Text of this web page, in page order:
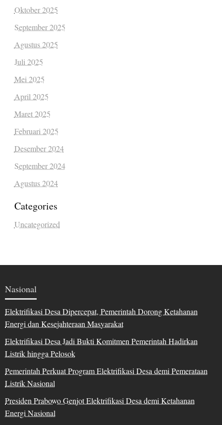
Oktober 2025
September 2025
Agustus 2025
Juli 2025
Mei 2025
April 2025
Maret 2025
Februari 2025
Desember 2024
September 2024
Agustus 2024
Categories
Uncategorized
Nasional
Elektrifikasi Desa Dipercepat, Pemerintah Dorong Ketahanan
Energi dan Kesejahteraan Masyarakat
Elektrifikasi Desa Jadi Bukti Komitmen Pemerintah Hadirkan
Listrik hingga Pelosok
Pemerintah Perkuat Program Elektrifikasi Desa demi Pemerataan
Listrik Nasional
Presiden Prabowo Genjot Elektrifikasi Desa demi Ketahanan
Energi Nasional